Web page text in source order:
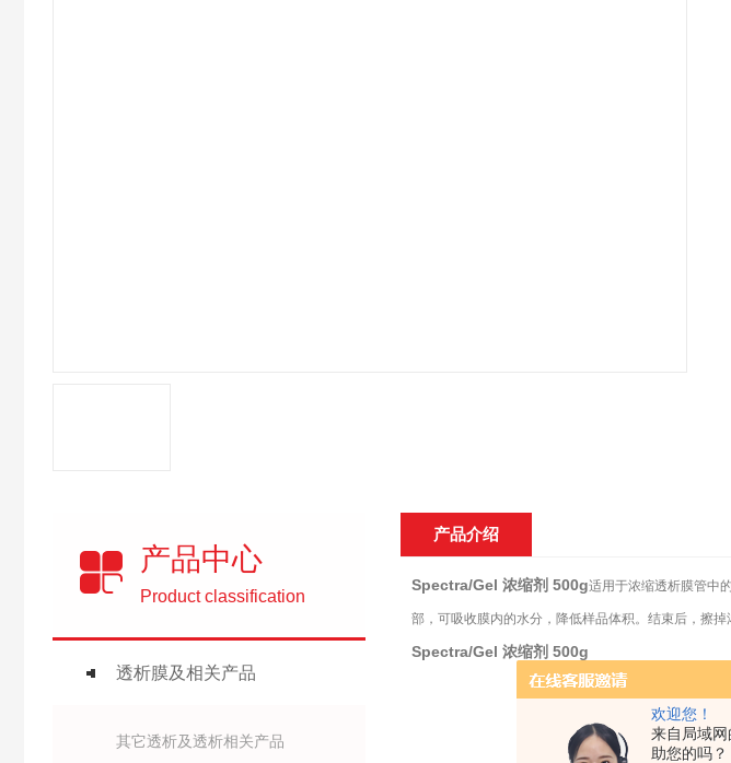
欢迎您！
来自局域
助您的吗？
产品中心
Product classification
透析膜及相关产品
其它透析及透析相关产品
产品介绍
Spectra/Gel 浓缩剂 500g适用于浓缩透析膜管中
部，可吸收膜内的水分，降低样品体积。结束后，擦
Spectra/Gel 浓缩剂 500g
Spectra/Por浓缩剂适
多元醇混合物，将干燥